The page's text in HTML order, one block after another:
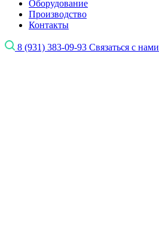
Оборудование
Производство
Контакты
8 (931) 383-09-93 Связаться с нами